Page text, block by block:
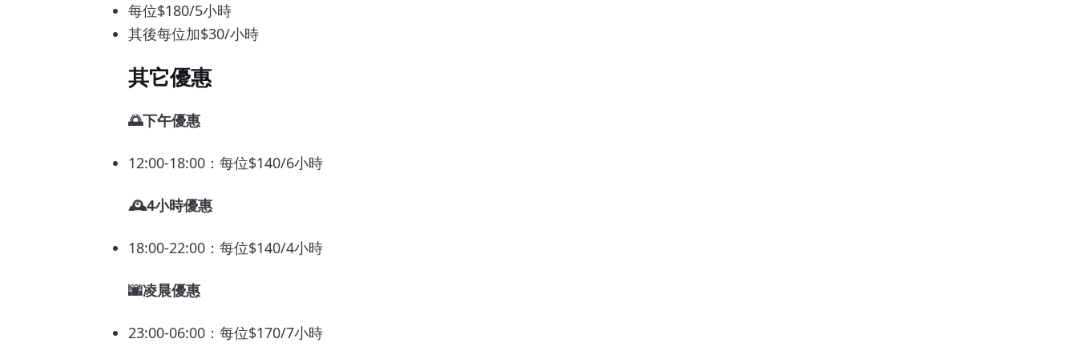
每位$180/5小時
其後每位加$30/小時
其它優惠
🌅下午優惠
12:00-18:00：每位$140/6小時
🕰️4小時優惠
18:00-22:00：每位$140/4小時
🌆凌晨優惠
23:00-06:00：每位$170/7小時